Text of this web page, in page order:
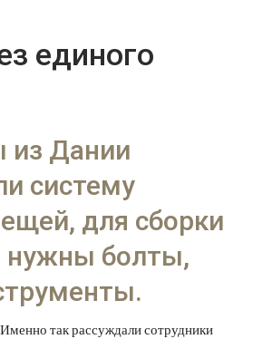
единого
из Дании
систему
для сборки
нужны болты,
так рассуждали сотрудники